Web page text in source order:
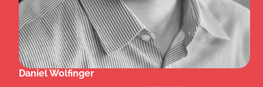
Daniel Wolfinger